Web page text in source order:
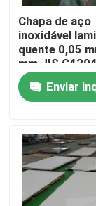
Controle da
Contacte-nos
Placa de
Placa de
Chapa de aço
inoxidável
quente 0,05
mm JIS G4304
Enviar